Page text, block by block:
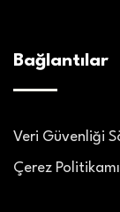
Bağlantılar
Veri Güvenliği
Çerez